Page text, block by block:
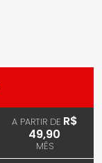
A PARTIR DE R$
49,90
MÊS